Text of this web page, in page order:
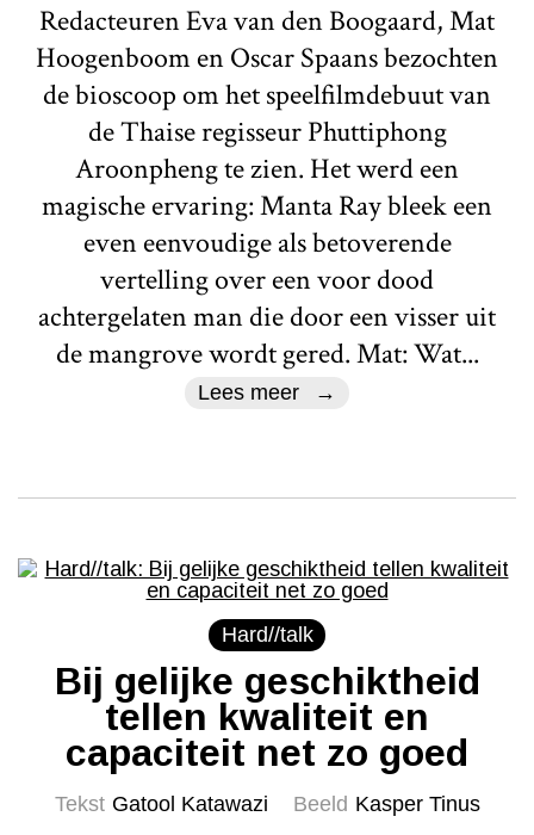
Redacteuren Eva van den Boogaard, Mat
Hoogenboom en Oscar Spaans bezochten
de bioscoop om het speelfilmdebuut van
de Thaise regisseur Phuttiphong
Aroonpheng te zien. Het werd een
magische ervaring: Manta Ray bleek een
even eenvoudige als betoverende
vertelling over een voor dood
achtergelaten man die door een visser uit
de mangrove wordt gered. Mat: Wat...
Lees meer
Hard//talk
Bij gelijke geschiktheid
tellen kwaliteit en
capaciteit net zo goed
Tekst Gatool Katawazi Beeld Kasper Tinus